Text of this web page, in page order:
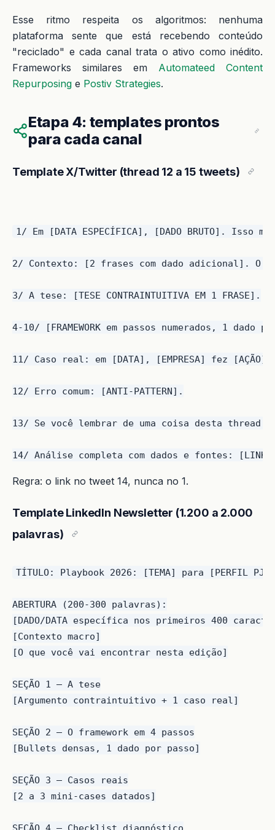
Esse ritmo respeita os algoritmos: nenhuma
plataforma sente que está recebendo conteúdo
"reciclado" e cada canal trata o ativo como inédito.
Frameworks similares em Automateed Content
Repurposing e Postiv Strategies.
Etapa 4: templates prontos
para cada canal
Template X/Twitter (thread 12 a 15 tweets)
1/ Em [DATA ESPECÍFICA], [DADO BRUTO]. Isso
2/ Contexto: [2 frases com dado adicional]. O
3/ A tese: [TESE CONTRAINTUITIVA EM 1 FRASE].
4-10/ [FRAMEWORK em passos numerados, 1 dado
11/ Caso real: em [DATA], [EMPRESA] fez [AÇÃO].
12/ Erro comum: [ANTI-PATTERN].
13/ Se você lembrar de uma coisa desta thread:
Regra: o link no tweet 14, nunca no 1.
Template LinkedIn Newsletter (1.200 a 2.000
palavras)
TÍTULO: Playbook 2026: [TEMA] para [PERFIL PJ]
ABERTURA (200-300 palavras):
[DADO/DATA específica nos primeiros 400
[Contexto macro]
[O que você vai encontrar nesta edição]
SEÇÃO 1 — A tese
[Argumento contraintuitivo + 1 caso real]
SEÇÃO 2 — O framework em 4 passos
[Bullets densas, 1 dado por passo]
SEÇÃO 3 — Casos reais
[2 a 3 mini-cases datados]
SEÇÃO 4 — Checklist diagnóstico